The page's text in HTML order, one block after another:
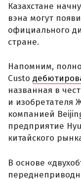
Казахстане
вэна могут
официального
стране.
Напомним,
Custo
названная в
и изобретателя
компанией
предприятие
китайского
В основе